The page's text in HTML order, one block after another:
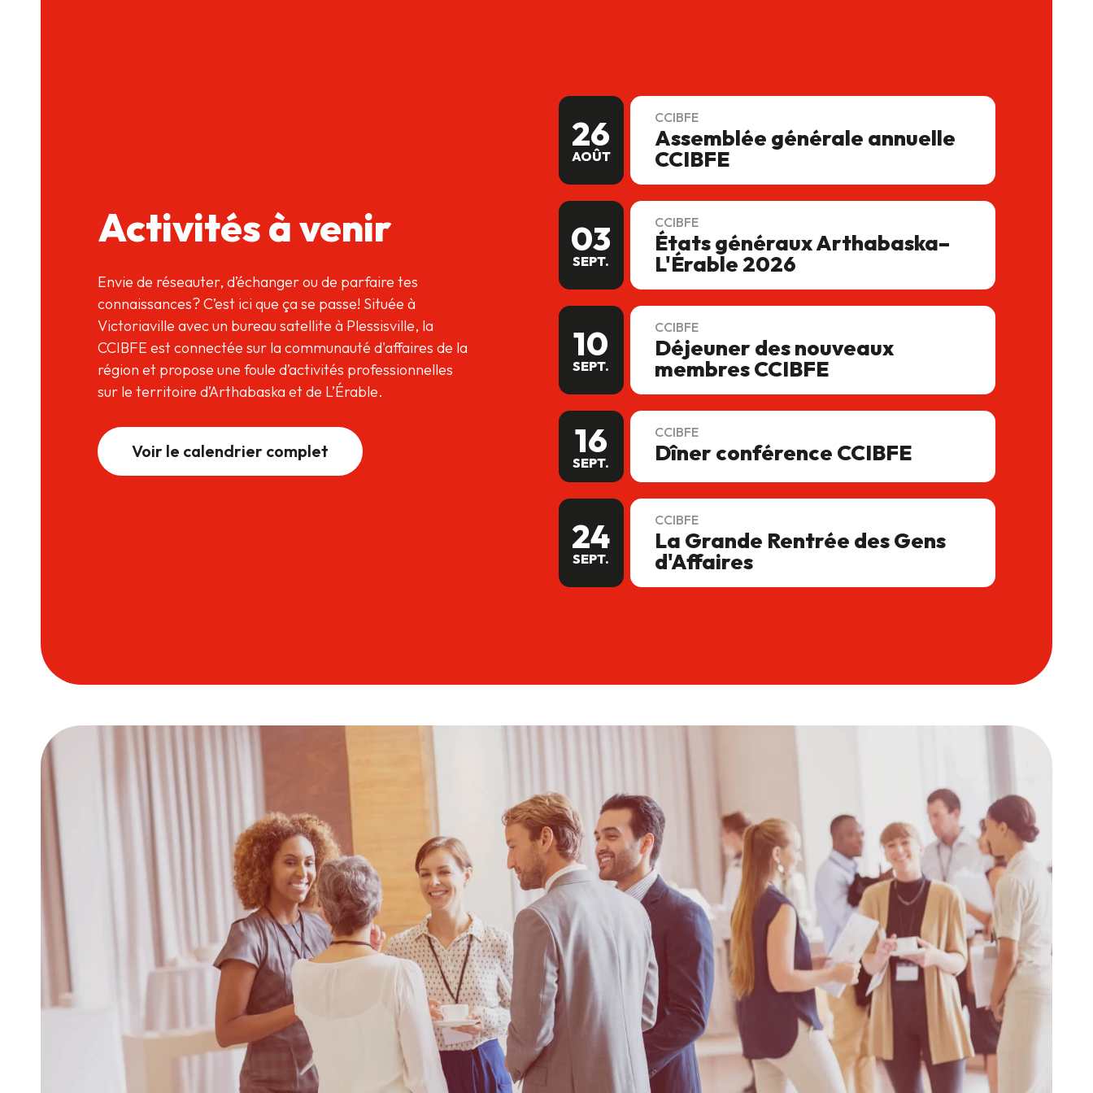
Activités à venir
Envie de réseauter, d’échanger ou de parfaire tes
connaissances? C’est ici que ça se passe! Située à
Victoriaville avec un bureau satellite à Plessisville, la
CCIBFE est connectée sur la communauté d'affaires de la
région et propose une foule d’activités professionnelles
sur le territoire d’Arthabaska et de L’Érable.
Voir le calendrier complet
26
AOÛT
CCIBFE
Assemblée générale annuelle
CCIBFE
03
SEPT.
CCIBFE
États généraux Arthabaska–
L'Érable 2026
10
SEPT.
CCIBFE
Déjeuner des nouveaux
membres CCIBFE
16
SEPT.
CCIBFE
Dîner conférence CCIBFE
24
SEPT.
CCIBFE
La Grande Rentrée des Gens
d'Affaires